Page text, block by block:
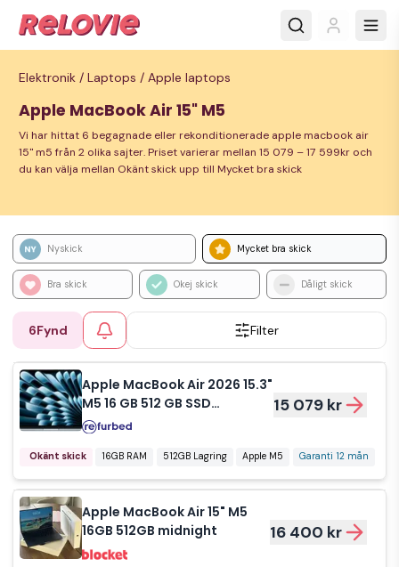
Elektronik / Laptops / Apple laptops
Apple MacBook Air 15" M5
Vi har hittat 6 begagnade eller rekonditionerade apple macbook air
15" m5 från 2 olika sajter. Priset varierar mellan 15 079 – 17 599kr och
du kan välja mellan Okänt skick upp till Mycket bra skick
Nyskick Mycket bra skick
Bra skick Okej skick Dåligt skick
6Fynd Filter
Apple MacBook Air 2026 15.3"
M5 16 GB 512 GB SSD
himmelsblå US
15 079 kr
Okänt skick 16GB RAM 512GB Lagring Apple M5 Garanti 12 mån
Apple MacBook Air 15" M5
16GB 512GB midnight
16 400 kr